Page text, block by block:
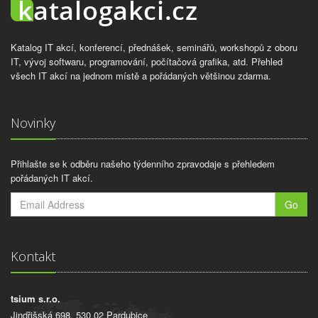
Katalog IT akcí, konferencí, přednášek, seminářů, workshopů z oboru
IT, vývoj softwaru, programování, počítačová grafika, atd. Přehled
všech IT akcí na jednom místě a pořádaných většinou zdarma.
Novinky
Přihlašte se k odběru našeho týdenního zpravodaje s přehledem
pořádaných IT akcí.
Go
Kontakt
tsium s.r.o.
Jindřišská 698, 530 02 Pardubice